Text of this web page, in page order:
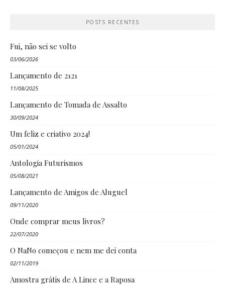
POSTS RECENTES
Fui, não sei se volto
03/06/2026
Lançamento de 2121
11/08/2025
Lançamento de Tomada de Assalto
30/09/2024
Um feliz e criativo 2024!
05/01/2024
Antologia Futurismos
05/08/2021
Lançamento de Amigos de Aluguel
09/11/2020
Onde comprar meus livros?
22/07/2020
O NaNo começou e nem me dei conta
02/11/2019
Amostra grátis de A Lince e a Raposa